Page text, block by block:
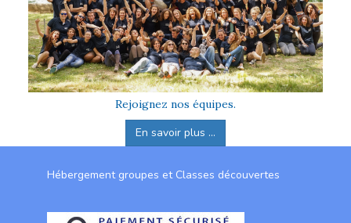
Rejoignez nos équipes.
En savoir plus ...
Hébergement groupes et Classes découvertes